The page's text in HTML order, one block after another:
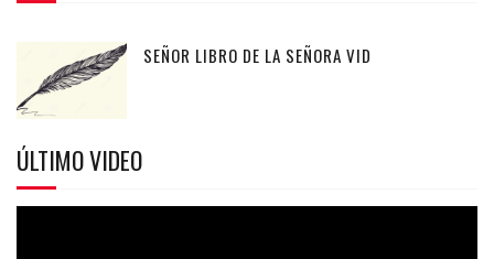
SEÑOR LIBRO DE LA SEÑORA VID
ÚLTIMO VIDEO